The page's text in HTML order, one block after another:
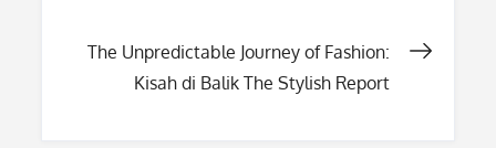
The Unpredictable Journey of Fashion:
Kisah di Balik The Stylish Report